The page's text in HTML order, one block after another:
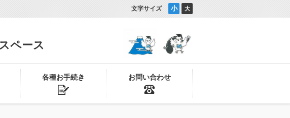
文字サイズ 大
小
ペース
各種お手続き お問い合わせ